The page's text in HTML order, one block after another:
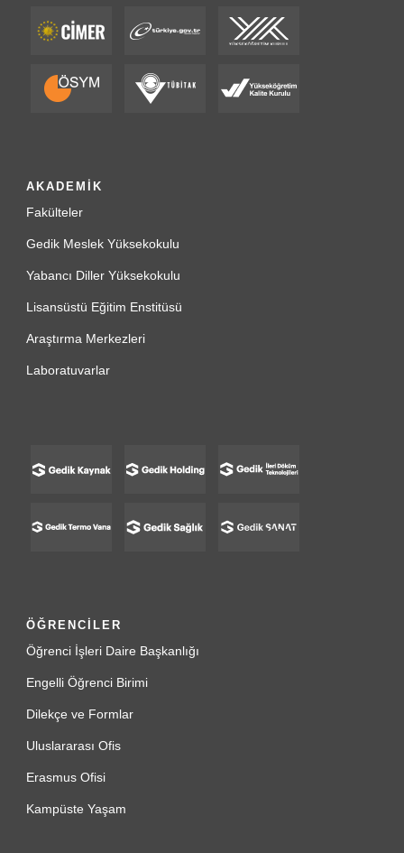
AKADEMİK
Fakülteler
Gedik Meslek Yüksekokulu
Yabancı Diller Yüksekokulu
Lisansüstü Eğitim Enstitüsü
Araştırma Merkezleri
Laboratuvarlar
ÖĞRENCİLER
Öğrenci İşleri Daire Başkanlığı
Engelli Öğrenci Birimi
Dilekçe ve Formlar
Uluslararası Ofis
Erasmus Ofisi
Kampüste Yaşam